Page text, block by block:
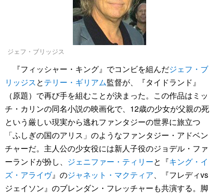
ジェフ・ブリッジス
『フィッシャー・キング』でコンビを組んだジェフ・ブ
リッジスとテリー・ギリアム監督が、『タイドランド』
（原題）で再び手を組むことが決まった。この作品はミッ
チ・カリンの同名小説の映画化で、12歳の少女が父親の死
という厳しい現実から逃れファンタジーの世界に旅立つ
「ふしぎの国のアリス」のようなファンタジー・アドベン
チャーだ。主人公の少女役には新人子役のジョデル・ファ
ーランドが扮し、 ジェニファー・ティリーと『キング・イ
ズ・アライヴ』のジャネット・マクティア、『フレディvs
ジェイソン』のブレンダン・フレッチャーも共演する。脚